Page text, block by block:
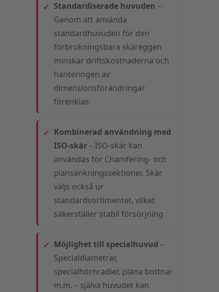
Standardiserade huvuden –
Genom att använda
standardhuvuden för den
förbrukningsbara skäreggen
minskar driftskostnaderna och
hanteringen av
dimensionsförändringar
förenklas
Kombinerad användning med
ISO-skär – ISO-skär kan
användas för Chamfering- och
plansänkningssektioner. Skär
väljs också ur
standardsortimentet, vilket
säkerställer stabil försörjning
Möjlighet till specialhuvud –
Specialdiametrar,
specialhörnradier, plana bottnar
m.m. – själva huvudet kan